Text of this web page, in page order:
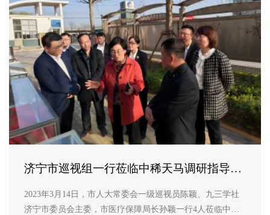
济宁市巡视组一行莅临中稀天马调研指导工
2023年3月14日，市人大常委会一级巡视员陈颖、九三学社
济宁市委员会主委，市医疗保障局长孙颖一行4人莅临中稀